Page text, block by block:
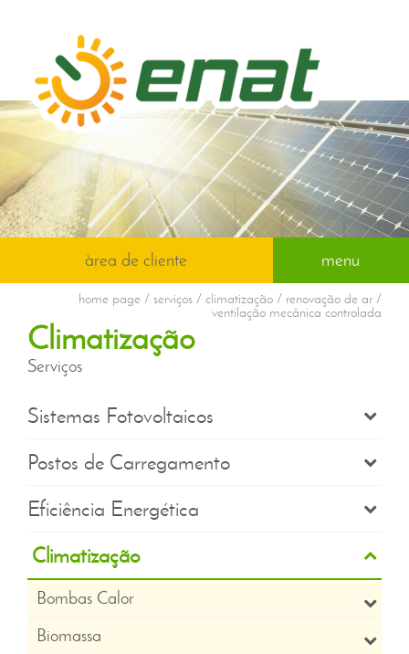
àrea de cliente menu
home page / serviços / climatização / renovação de ar /
ventilação mecânica controlada
Climatização
Serviços
Sistemas Fotovoltaicos
Postos de Carregamento
Eficiência Energética
Climatização
Bombas Calor
Biomassa